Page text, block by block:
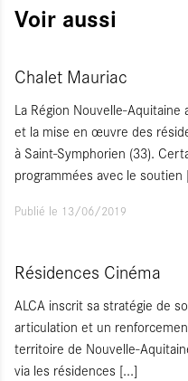
Voir aussi
Chalet Mauriac
La Région Nouvelle-Aquitaine
et la mise en œuvre des
à Saint-Symphorien (33).
programmées avec le soutien
Publié le 13/06/2019
Résidences Cinéma
ALCA inscrit sa stratégie de
articulation et un
territoire de Nouvelle-
via les résidences [...]